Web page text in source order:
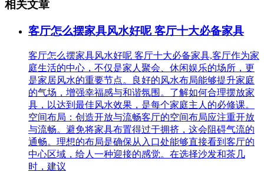
相关文章
客厅怎么摆家具风水好呢 客厅十大必备家具
客厅怎么摆家具风水好呢 客厅十大必备家具,客厅作为家
庭生活的中心，不仅是家人聚会、休闲娱乐的场所，更
是家居风水的重要节点。良好的风水布局能够提升家庭
的气场，增强幸福感与和谐氛围。了解如何合理摆放家
具，以达到最佳风水效果，是每个家庭主人的必修课。
空间布局：创造开放与流畅客厅的空间布局应注重开放
与流畅。避免将家具布置得过于拥挤，这会阻碍气流的
通畅。理想的布局是确保从入口处能够直接看到客厅的
中心区域，给人一种迎接的感觉。在选择沙发和茶几
时，建议